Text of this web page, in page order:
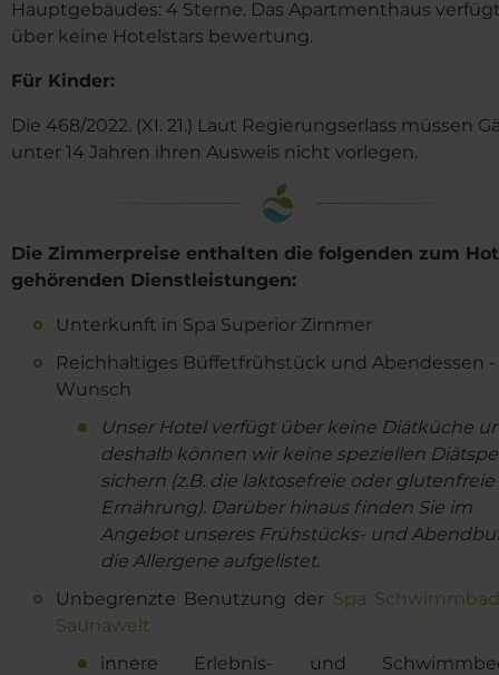
Hauptgebäudes: 4 Sterne. Das Apartmenthaus
über keine Hotelstars bewertung.
Für Kinder:
Die 468/2022. (XI. 21.) Laut Regierungserlass müssen
unter 14 Jahren ihren Ausweis nicht vorlegen.
Die Zimmerpreise enthalten die folgenden zum
gehörenden Dienstleistungen:
Unterkunft in Spa Superior Zimmer
Reichhaltiges Büffetfrühstück und Abendessen -
Wunsch
Unser Hotel verfügt über keine Diätküche
deshalb können wir keine speziellen
sichern (z.B. die laktosefreie oder glutenfreie
Ernährung). Darüber hinaus finden Sie im
Angebot unseres Frühstücks- und
die Allergene aufgelistet.
Unbegrenzte Benutzung der Spa
Saunawelt
innere Erlebnis- und